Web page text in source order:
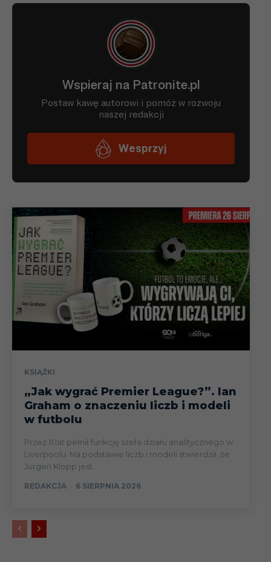
KSIĄŻKI
„Jak wygrać Premier League?”. Ian
Graham o znaczeniu liczb i modeli
w futbolu
Przez 11 lat pełnił funkcję szefa działu analitycznego w
Liverpoolu. Na podstawie liczb i modeli stwierdził, że
Jurgen Klopp jest...
REDAKCJA - 6 SIERPNIA 2026